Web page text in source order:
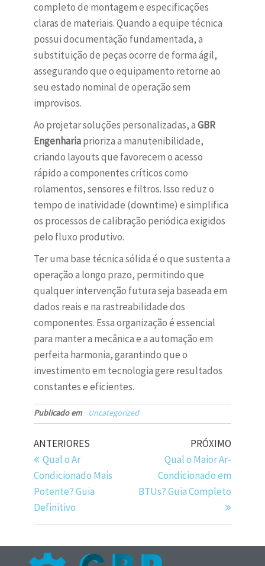
completo de montagem e especificações
claras de materiais. Quando a equipe técnica
possui documentação fundamentada, a
substituição de peças ocorre de forma ágil,
assegurando que o equipamento retorne ao
seu estado nominal de operação sem
improvisos.
Ao projetar soluções personalizadas, aGBR
Engenhariaprioriza a manutenibilidade,
criando layouts que favorecem o acesso
rápido a componentes críticos como
rolamentos, sensores e filtros. Isso reduz o
tempo de inatividade (downtime) e simplifica
os processos de calibração periódica exigidos
pelo fluxo produtivo.
Ter uma base técnica sólida é o que sustenta a
operação a longo prazo, permitindo que
qualquer intervenção futura seja baseada em
dados reais e na rastreabilidade dos
componentes. Essa organização é essencial
para manter a mecânica e a automação em
perfeita harmonia, garantindo que o
investimento em tecnologia gere resultados
constantes e eficientes.
Publicado em Uncategorized
ANTERIORES
Qual o Ar
Condicionado Mais
Potente? Guia
Definitivo
PRÓXIMO
Qual o Maior Ar-
Condicionado em
BTUs? Guia Completo